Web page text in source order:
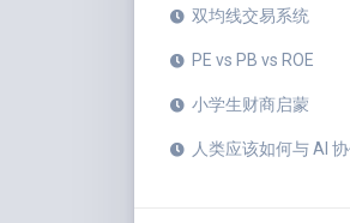
双均线交易系统
PE vs PB vs ROE
小学生财商启蒙
人类应该如何与 AI 协